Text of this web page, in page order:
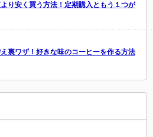
り安く買う方法！定期購入ともう１つが
裏ワザ！好きな味のコーヒーを作る方法